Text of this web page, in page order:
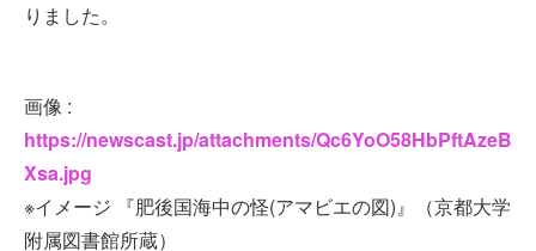
りました。
画像 :
https://newscast.jp/attachments/Qc6YoO58HbPftAzeB
Xsa.jpg
※イメージ 『肥後国海中の怪(アマビエの図)』（京都大学
附属図書館所蔵）